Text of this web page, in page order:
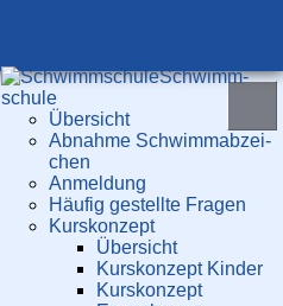
Schwimm­
schule
Übersicht
Ab­nah­me Schwimm­ab­zei­
chen
Anmeldung
Häufig gestellte Fragen
Kurs­konzept
Übersicht
Kurskonzept Kinder
Kurskonzept